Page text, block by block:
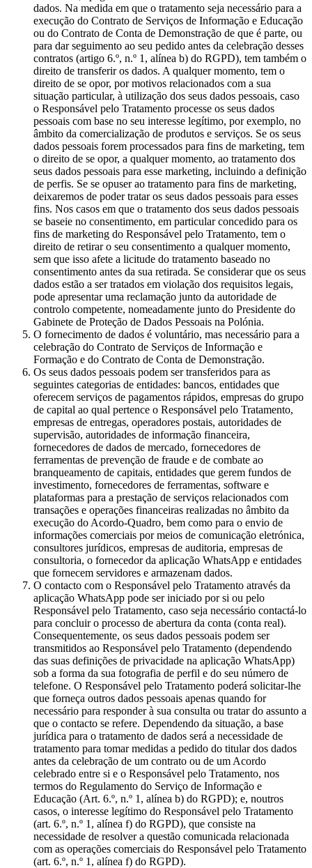
dados. Na medida em que o tratamento seja necessário para a
execução do Contrato de Serviços de Informação e Educação
ou do Contrato de Conta de Demonstração de que é parte, ou
para dar seguimento ao seu pedido antes da celebração desses
contratos (artigo 6.º, n.º 1, alínea b) do RGPD), tem também o
direito de transferir os dados. A qualquer momento, tem o
direito de se opor, por motivos relacionados com a sua
situação particular, à utilização dos seus dados pessoais, caso
o Responsável pelo Tratamento processe os seus dados
pessoais com base no seu interesse legítimo, por exemplo, no
âmbito da comercialização de produtos e serviços. Se os seus
dados pessoais forem processados para fins de marketing, tem
o direito de se opor, a qualquer momento, ao tratamento dos
seus dados pessoais para esse marketing, incluindo a definição
de perfis. Se se opuser ao tratamento para fins de marketing,
deixaremos de poder tratar os seus dados pessoais para esses
fins. Nos casos em que o tratamento dos seus dados pessoais
se baseie no consentimento, em particular concedido para os
fins de marketing do Responsável pelo Tratamento, tem o
direito de retirar o seu consentimento a qualquer momento,
sem que isso afete a licitude do tratamento baseado no
consentimento antes da sua retirada. Se considerar que os seus
dados estão a ser tratados em violação dos requisitos legais,
pode apresentar uma reclamação junto da autoridade de
controlo competente, nomeadamente junto do Presidente do
Gabinete de Proteção de Dados Pessoais na Polónia.
O fornecimento de dados é voluntário, mas necessário para a
celebração do Contrato de Serviços de Informação e
Formação e do Contrato de Conta de Demonstração.
Os seus dados pessoais podem ser transferidos para as
seguintes categorias de entidades: bancos, entidades que
oferecem serviços de pagamentos rápidos, empresas do grupo
de capital ao qual pertence o Responsável pelo Tratamento,
empresas de entregas, operadores postais, autoridades de
supervisão, autoridades de informação financeira,
fornecedores de dados de mercado, fornecedores de
ferramentas de prevenção de fraude e de combate ao
branqueamento de capitais, entidades que gerem fundos de
investimento, fornecedores de ferramentas, software e
plataformas para a prestação de serviços relacionados com
transações e operações financeiras realizadas no âmbito da
execução do Acordo-Quadro, bem como para o envio de
informações comerciais por meios de comunicação eletrónica,
consultores jurídicos, empresas de auditoria, empresas de
consultoria, o fornecedor da aplicação WhatsApp e entidades
que fornecem servidores e armazenam dados.
O contacto com o Responsável pelo Tratamento através da
aplicação WhatsApp pode ser iniciado por si ou pelo
Responsável pelo Tratamento, caso seja necessário contactá-lo
para concluir o processo de abertura da conta (conta real).
Consequentemente, os seus dados pessoais podem ser
transmitidos ao Responsável pelo Tratamento (dependendo
das suas definições de privacidade na aplicação WhatsApp)
sob a forma da sua fotografia de perfil e do seu número de
telefone. O Responsável pelo Tratamento poderá solicitar-lhe
que forneça outros dados pessoais apenas quando for
necessário para responder à sua consulta ou tratar do assunto a
que o contacto se refere. Dependendo da situação, a base
jurídica para o tratamento de dados será a necessidade de
tratamento para tomar medidas a pedido do titular dos dados
antes da celebração de um contrato ou de um Acordo
celebrado entre si e o Responsável pelo Tratamento, nos
termos do Regulamento do Serviço de Informação e
Educação (Art. 6.º, n.º 1, alínea b) do RGPD); e, noutros
casos, o interesse legítimo do Responsável pelo Tratamento
(art. 6.º, n.º 1, alínea f) do RGPD), que consiste na
necessidade de resolver a questão comunicada relacionada
com as operações comerciais do Responsável pelo Tratamento
(art. 6.º, n.º 1, alínea f) do RGPD).